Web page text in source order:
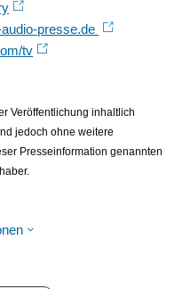
presse.de
tv
Veröffentlichung inhaltlich
jedoch ohne weitere
Presseinformation genannten